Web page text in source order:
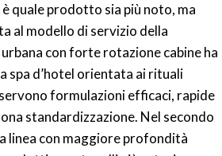
quale prodotto sia più noto, ma
al modello di servizio della
con forte rotazione cabine ha
spa d’hotel orientata ai rituali
formulazioni efficaci, rapide
standardizzazione. Nel secondo
linea con maggiore profondità